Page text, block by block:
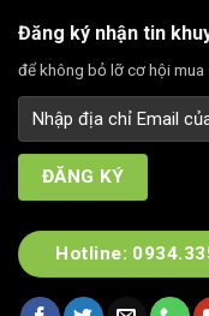
Đăng ký nhận tin
để không bỏ lỡ cơ hội mua
Hotline: